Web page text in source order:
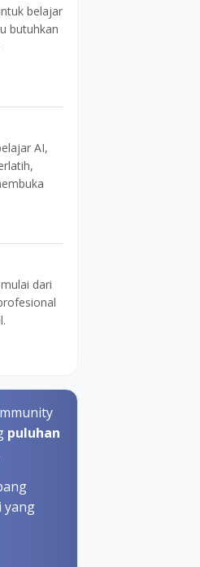
belajar
butuhkan
AI,
dari
puluhan
yang